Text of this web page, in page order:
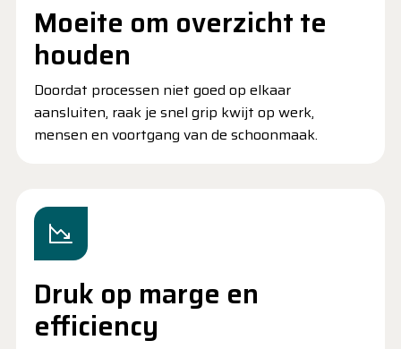
Moeite om overzicht te
houden
Doordat processen niet goed op elkaar
aansluiten, raak je snel grip kwijt op werk,
mensen en voortgang van de schoonmaak.
Druk op marge en
efficiency